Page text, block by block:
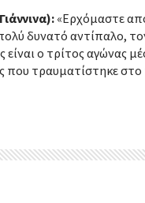
«Ερχόμαστε
δυνατό αντίπαλο,
είναι ο τρίτος
που τραυματίστηκε